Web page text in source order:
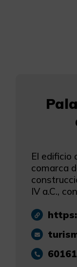
El edificio
comarca
IV a.C.,